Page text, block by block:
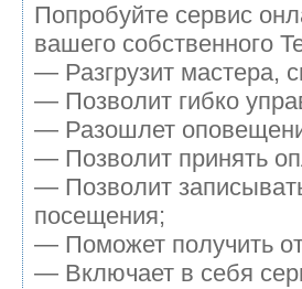
Попробуйте сервис
вашего собственного
— Разгрузит мастера,
— Позволит гибко
— Разошлет
— Позволит принять
— Позволит
посещения;
— Поможет получить
— Включает в себя